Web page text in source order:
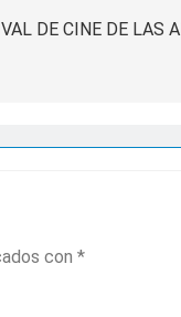
DE CINE DE LAS
con *